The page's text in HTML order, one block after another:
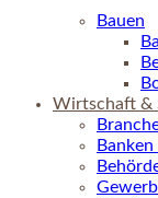
Bauen
Wirtschaft &